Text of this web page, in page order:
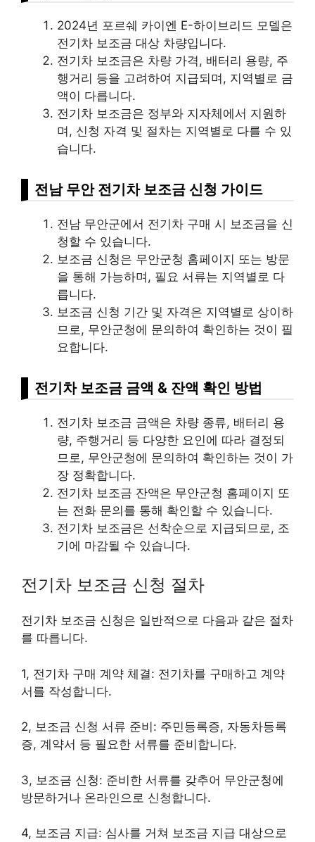
2024년 포르쉐 카이엔 E-하이브리드 모델은
전기차 보조금 대상 차량입니다.
전기차 보조금은 차량 가격, 배터리 용량, 주
행거리 등을 고려하여 지급되며, 지역별로 금
액이 다릅니다.
전기차 보조금은 정부와 지자체에서 지원하
며, 신청 자격 및 절차는 지역별로 다를 수 있
습니다.
전남 무안 전기차 보조금 신청 가이드
전남 무안군에서 전기차 구매 시 보조금을 신
청할 수 있습니다.
보조금 신청은 무안군청 홈페이지 또는 방문
을 통해 가능하며, 필요 서류는 지역별로 다
릅니다.
보조금 신청 기간 및 자격은 지역별로 상이하
므로, 무안군청에 문의하여 확인하는 것이 필
요합니다.
전기차 보조금 금액 & 잔액 확인 방법
전기차 보조금 금액은 차량 종류, 배터리 용
량, 주행거리 등 다양한 요인에 따라 결정되
므로, 무안군청에 문의하여 확인하는 것이 가
장 정확합니다.
전기차 보조금 잔액은 무안군청 홈페이지 또
는 전화 문의를 통해 확인할 수 있습니다.
전기차 보조금은 선착순으로 지급되므로, 조
기에 마감될 수 있습니다.
전기차 보조금 신청 절차
전기차 보조금 신청은 일반적으로 다음과 같은 절차
를 따릅니다.
1, 전기차 구매 계약 체결: 전기차를 구매하고 계약
서를 작성합니다.
2, 보조금 신청 서류 준비: 주민등록증, 자동차등록
증, 계약서 등 필요한 서류를 준비합니다.
3, 보조금 신청: 준비한 서류를 갖추어 무안군청에
방문하거나 온라인으로 신청합니다.
4, 보조금 지급: 심사를 거쳐 보조금 지급 대상으로